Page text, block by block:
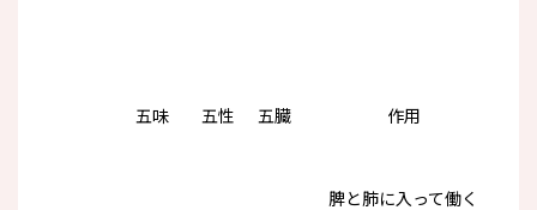
五味 五性 五臓 作用
脾と肺に入って働く